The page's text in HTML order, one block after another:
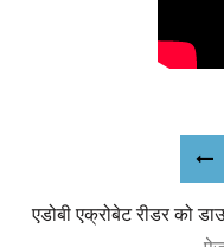
एडोबी एक्रोबेट रीडर को